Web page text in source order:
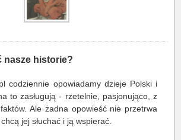
nasze historie?
codziennie opowiadamy dzieje Polski i
to zasługują - rzetelnie, pasjonująco, z
Ale żadna opowieść nie przetrwa
jej słuchać i ją wspierać.